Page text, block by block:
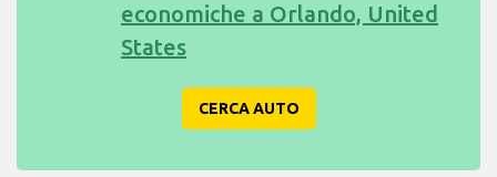
economiche a Orlando, United
States
CERCA AUTO